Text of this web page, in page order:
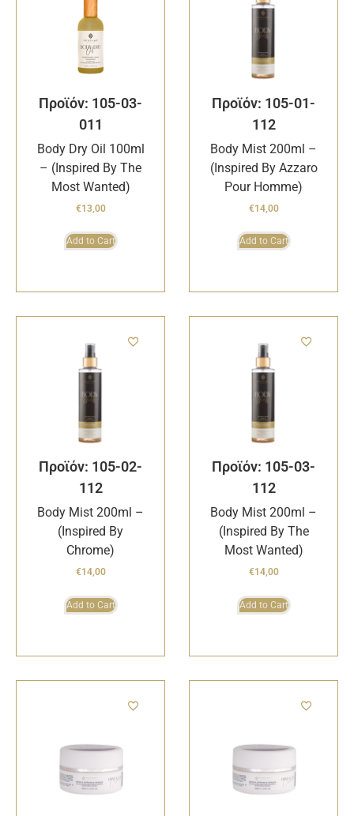
Προϊόν: 105-03-
011
Body Dry Oil 100ml
– (Inspired By The
Most Wanted)
€13,00
Add to Cart
Προϊόν: 105-01-
112
Body Mist 200ml –
(Inspired By Azzaro
Pour Homme)
€14,00
Add to Cart
Προϊόν: 105-02-
112
Body Mist 200ml –
(Inspired By
Chrome)
€14,00
Add to Cart
Προϊόν: 105-03-
112
Body Mist 200ml –
(Inspired By The
Most Wanted)
€14,00
Add to Cart